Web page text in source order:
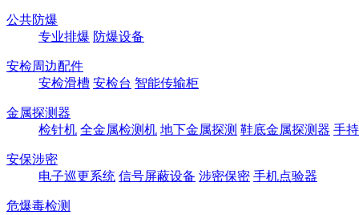
公共防爆
专业排爆 防爆设备
安检周边配件
安检滑槽 安检台 智能传输柜
金属探测器
检针机 全金属检测机 地下金属探测 鞋底金属探测器 手
安保涉密
电子巡更系统 信号屏蔽设备 涉密保密 手机点验器
危爆毒检测